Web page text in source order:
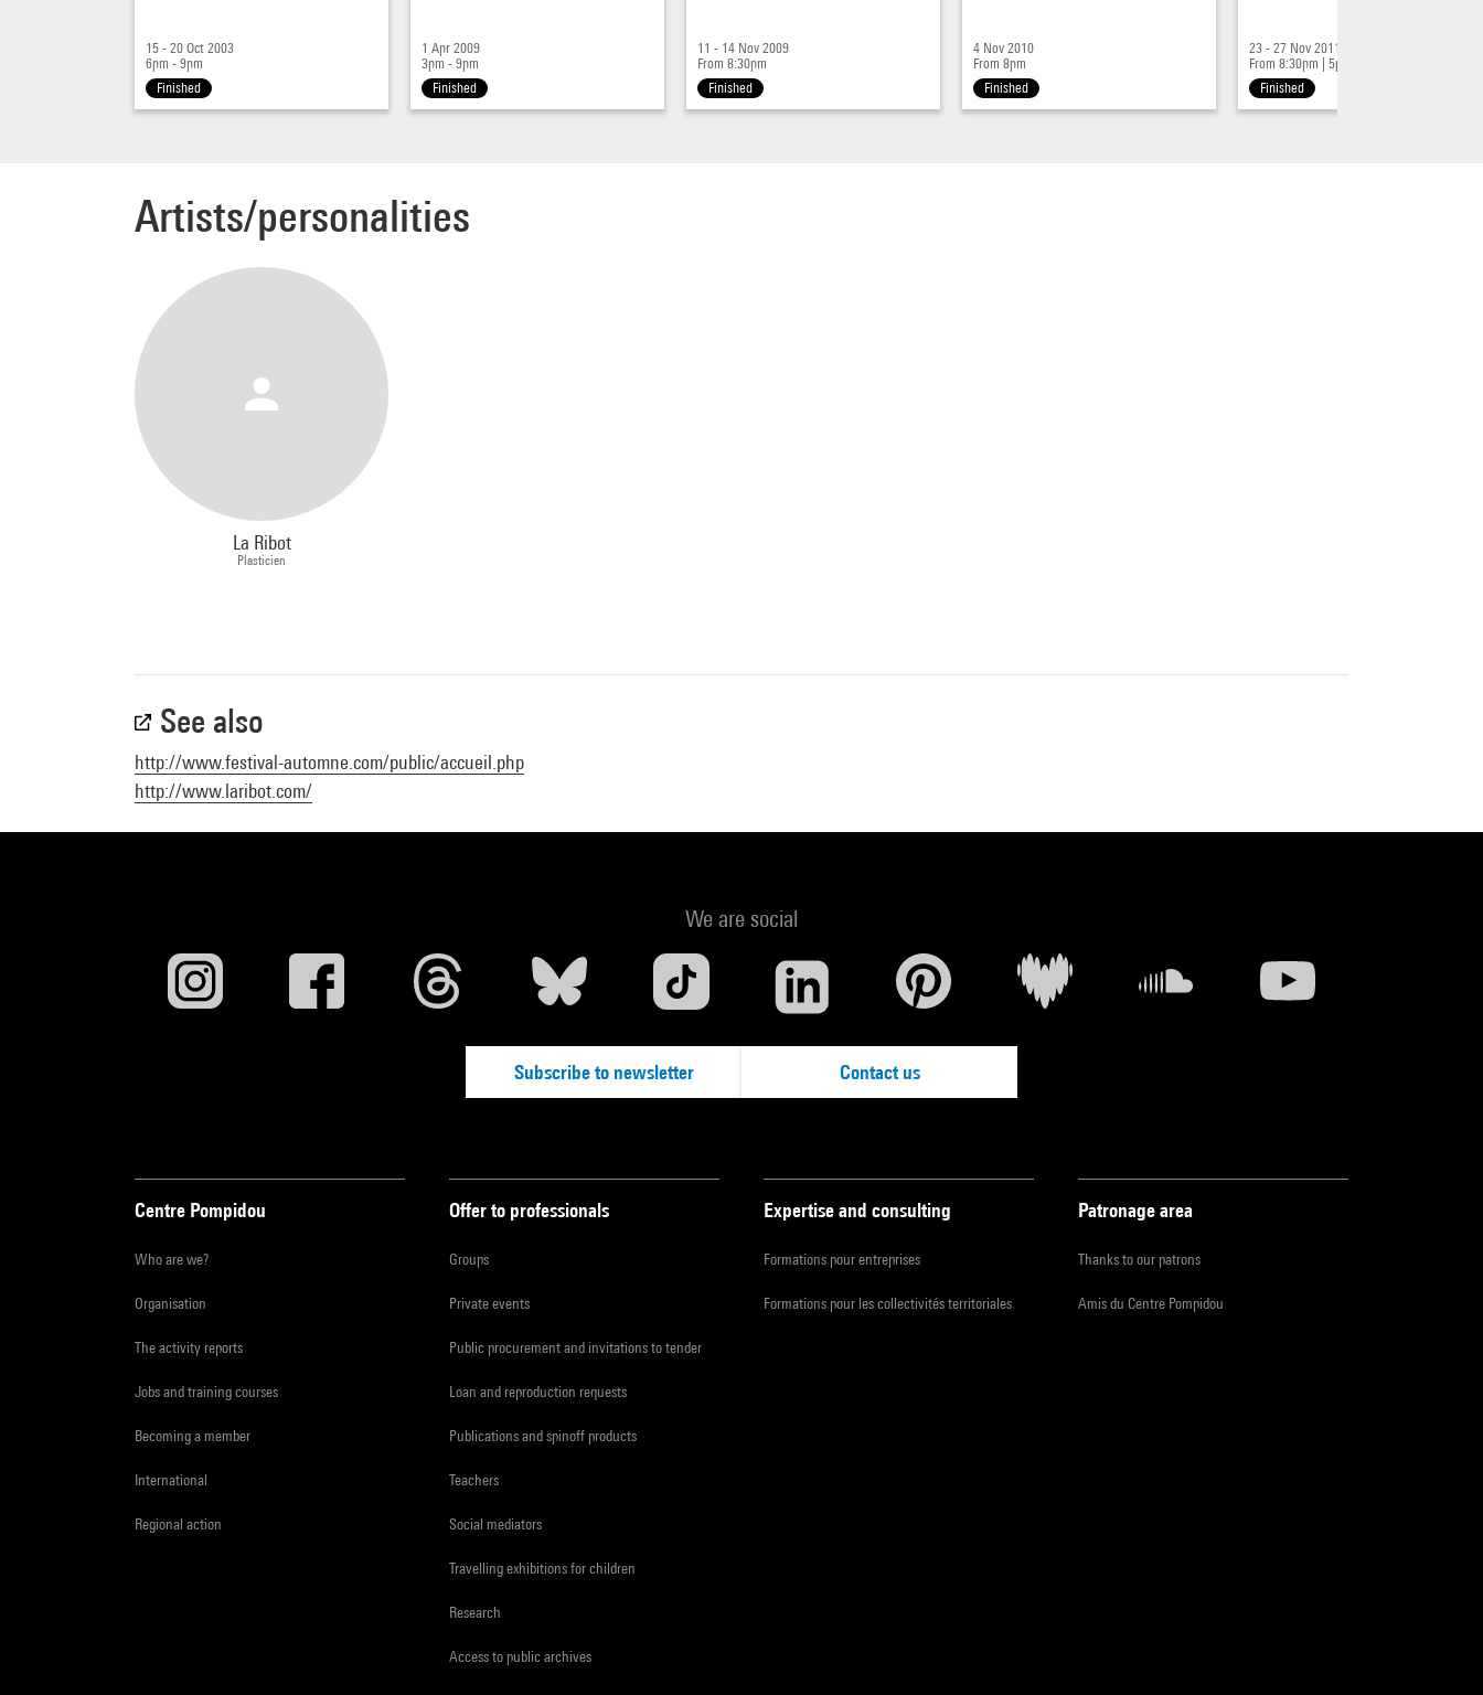
15 - 20 Oct 2003
6pm - 9pm
Finished
1 Apr 2009
3pm - 9pm
Finished
11 - 14 Nov 2009
From 8:30pm
Finished
4 Nov 2010
From 8pm
Finished
23 - 27 Nov 2011
From 8:30pm
5pm - 8:30pm
Finished
Artists/personalities
La Ribot
Plasticien
See also
http://www.festival-automne.com/public/accueil.php
http://www.laribot.com/
We are social
Subscribe to newsletter Contact us
Centre Pompidou
Who are we?
Organisation
The activity reports
Jobs and training courses
Becoming a member
International
Regional action
Offer to professionals
Groups
Private events
Public procurement and invitations to tender
Loan and reproduction requests
Publications and spinoff products
Teachers
Social mediators
Travelling exhibitions for children
Research
Access to public archives
Expertise and consulting
Formations pour entreprises
Formations pour les collectivités territoriales
Patronage area
Thanks to our patrons
Amis du Centre Pompidou